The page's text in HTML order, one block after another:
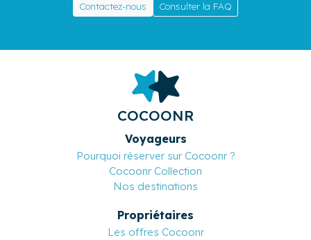
Contactez-nous Consulter la FAQ
COCOONR
Voyageurs
Pourquoi réserver sur Cocoonr ?
Cocoonr Collection
Nos destinations
Propriétaires
Les offres Cocoonr